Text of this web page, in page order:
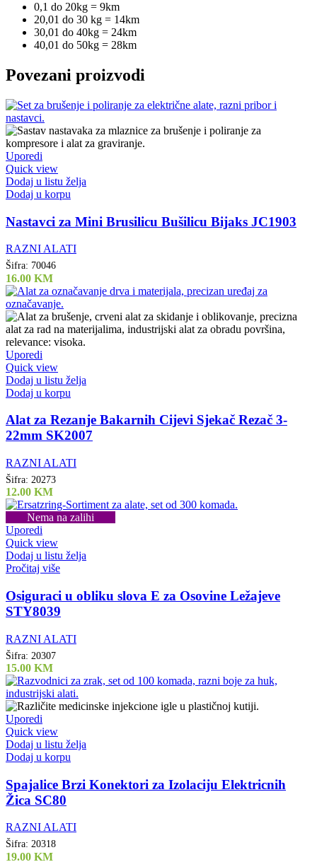
0,1 do 20kg = 9km
20,01 do 30 kg = 14km
30,01 do 40kg = 24km
40,01 do 50kg = 28km
Povezani proizvodi
Uporedi
Quick view
Dodaj u listu želja
Dodaj u korpu
Nastavci za Mini Brusilicu Bušilicu Bijaks JC1903
RAZNI ALATI
Šifra: 70046
16.00 KM
Uporedi
Quick view
Dodaj u listu želja
Dodaj u korpu
Alat za Rezanje Bakarnih Cijevi Sjekač Rezač 3-
22mm SK2007
RAZNI ALATI
Šifra: 20273
12.00 KM
Nema na zalihi
Uporedi
Quick view
Dodaj u listu želja
Pročitaj više
Osiguraci u obliku slova E za Osovine Ležajeve
STY8039
RAZNI ALATI
Šifra: 20307
15.00 KM
Uporedi
Quick view
Dodaj u listu želja
Dodaj u korpu
Spajalice Brzi Konektori za Izolaciju Elektricnih
Žica SC80
RAZNI ALATI
Šifra: 20318
19.00 KM